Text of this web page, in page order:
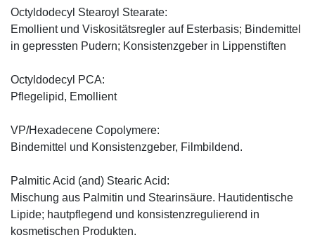
Octyldodecyl Stearoyl Stearate:
Emollient und Viskositätsregler auf Esterbasis; Bindemittel
in gepressten Pudern; Konsistenzgeber in Lippenstiften
Octyldodecyl PCA:
Pflegelipid, Emollient
VP/Hexadecene Copolymere:
Bindemittel und Konsistenzgeber, Filmbildend.
Palmitic Acid (and) Stearic Acid:
Mischung aus Palmitin und Stearinsäure. Hautidentische
Lipide; hautpflegend und konsistenzregulierend in
kosmetischen Produkten.